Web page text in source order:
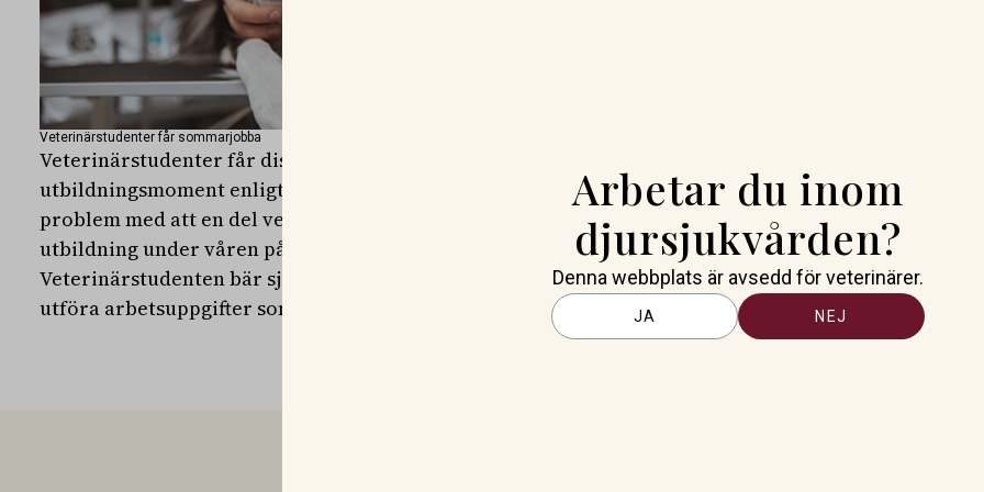
Veterinärstudenter får sommarjobba
Veterinärstudenter får dispens så att de kan sommarjobba trots missade
utbildningsmoment enligt Jordbruksverket. Inte heller Livsmedelsverket ser
problem med att en del veterinärstudenter från SLU missat några moment i sin
utbildning under våren på grund av covid-19 skriver VeterinärMagazinet.
Veterinärstudenten bär själv ansvar för att som tillförordnad veterinär endast
utföra arbetsuppgifter som hen har kompetens för.
Arbetar du inom
djursjukvården?
Denna webbplats är avsedd för veterinärer.
JA NEJ